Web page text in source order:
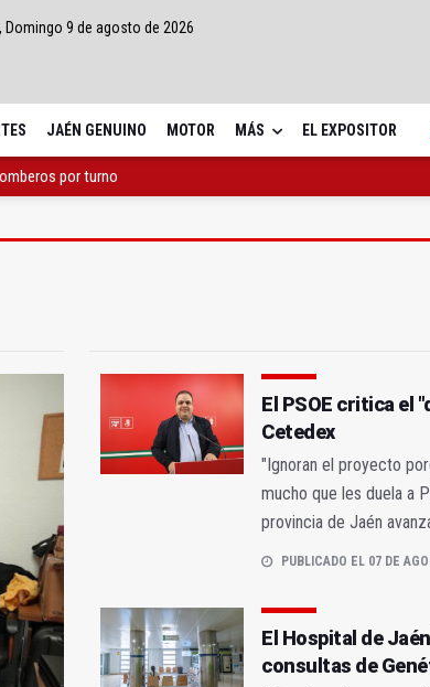
Domingo 9 de agosto de 2026
JAÉN GENUINO MOTOR MÁS EL EXPOSITOR
por turno
El PSOE critica el
Cetedex
"Ignoran el proyecto
mucho que les duela a
provincia de Jaén
PUBLICADO EL 07 DE
El Hospital de
consultas de